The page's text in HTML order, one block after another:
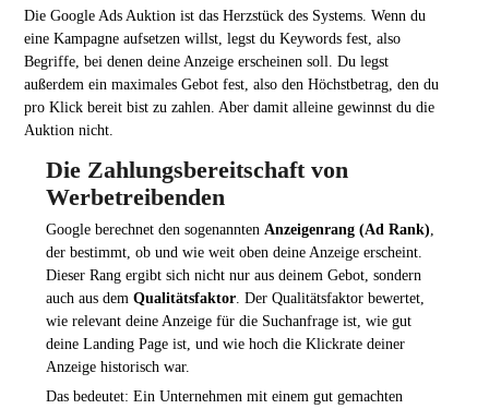
Die Google Ads Auktion ist das Herzstück des Systems. Wenn du
eine Kampagne aufsetzen willst, legst du Keywords fest, also
Begriffe, bei denen deine Anzeige erscheinen soll. Du legst
außerdem ein maximales Gebot fest, also den Höchstbetrag, den du
pro Klick bereit bist zu zahlen. Aber damit alleine gewinnst du die
Auktion nicht.
Die Zahlungsbereitschaft von
Werbetreibenden
Google berechnet den sogenannten Anzeigenrang (Ad Rank)
der bestimmt, ob und wie weit oben deine Anzeige erscheint.
Dieser Rang ergibt sich nicht nur aus deinem Gebot, sondern
auch aus dem Qualitätsfaktor. Der Qualitätsfaktor bewertet,
wie relevant deine Anzeige für die Suchanfrage ist, wie gut
deine Landing Page ist, und wie hoch die Klickrate deiner
Anzeige historisch war.
Das bedeutet: Ein Unternehmen mit einem gut gemachten